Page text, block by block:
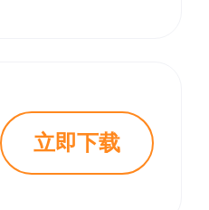
立即下载